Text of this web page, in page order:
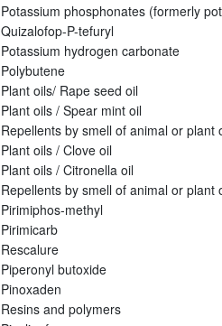
Potassium phosphonates (formerly
Quizalofop-P-tefuryl
Potassium hydrogen carbonate
Polybutene
Plant oils/ Rape seed oil
Plant oils / Spear mint oil
Repellents by smell of animal or plant
Plant oils / Clove oil
Plant oils / Citronella oil
Repellents by smell of animal or plant
Pirimiphos-methyl
Pirimicarb
Rescalure
Piperonyl butoxide
Pinoxaden
Resins and polymers